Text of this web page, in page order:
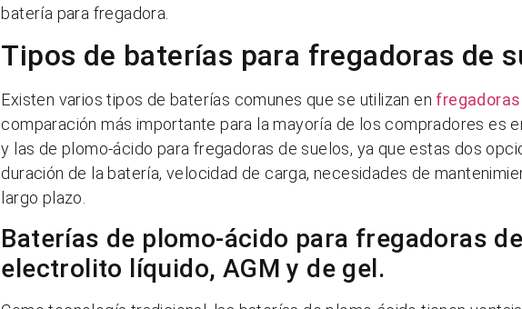
batería para fregadora.
Tipos de baterías para fregadoras de
Existen varios tipos de baterías comunes que se utilizan en
comparación más importante para la mayoría de los compradores es
y las de plomo-ácido para fregadoras de suelos, ya que estas dos
duración de la batería, velocidad de carga, necesidades de
largo plazo.
Baterías de plomo-ácido para fregadoras
electrolito líquido, AGM y de gel.